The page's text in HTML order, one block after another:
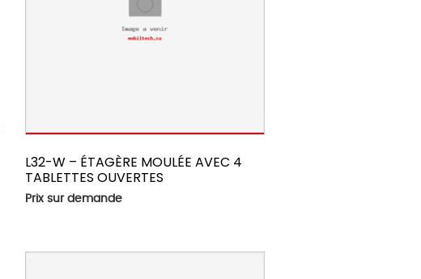
L32-W – ÉTAGÈRE MOULÉE AVEC 4
TABLETTES OUVERTES
Prix sur demande